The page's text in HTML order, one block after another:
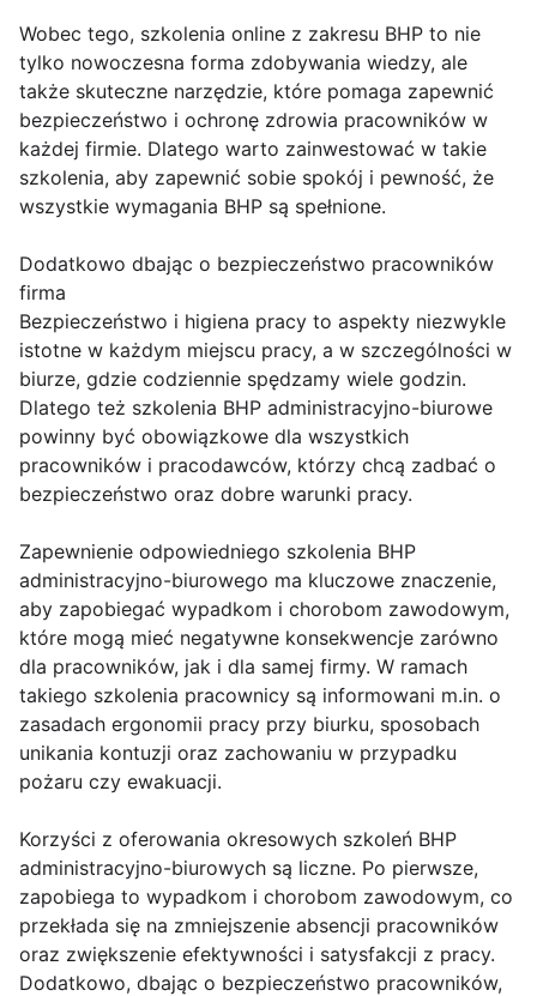
Wobec tego, szkolenia online z zakresu BHP to nie
tylko nowoczesna forma zdobywania wiedzy, ale
także skuteczne narzędzie, które pomaga zapewnić
bezpieczeństwo i ochronę zdrowia pracowników w
każdej firmie. Dlatego warto zainwestować w takie
szkolenia, aby zapewnić sobie spokój i pewność, że
wszystkie wymagania BHP są spełnione.
Dodatkowo dbając o bezpieczeństwo pracowników
firma
Bezpieczeństwo i higiena pracy to aspekty niezwykle
istotne w każdym miejscu pracy, a w szczególności w
biurze, gdzie codziennie spędzamy wiele godzin.
Dlatego też szkolenia BHP administracyjno-biurowe
powinny być obowiązkowe dla wszystkich
pracowników i pracodawców, którzy chcą zadbać o
bezpieczeństwo oraz dobre warunki pracy.
Zapewnienie odpowiedniego szkolenia BHP
administracyjno-biurowego ma kluczowe znaczenie,
aby zapobiegać wypadkom i chorobom zawodowym,
które mogą mieć negatywne konsekwencje zarówno
dla pracowników, jak i dla samej firmy. W ramach
takiego szkolenia pracownicy są informowani m.in. o
zasadach ergonomii pracy przy biurku, sposobach
unikania kontuzji oraz zachowaniu w przypadku
pożaru czy ewakuacji.
Korzyści z oferowania okresowych szkoleń BHP
administracyjno-biurowych są liczne. Po pierwsze,
zapobiega to wypadkom i chorobom zawodowym, co
przekłada się na zmniejszenie absencji pracowników
oraz zwiększenie efektywności i satysfakcji z pracy.
Dodatkowo, dbając o bezpieczeństwo pracowników,